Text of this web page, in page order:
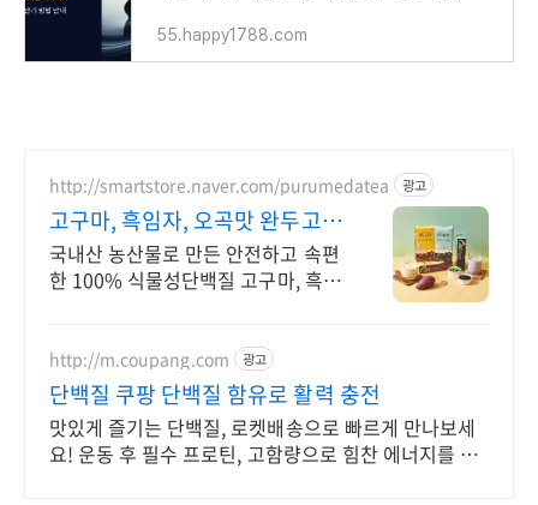
55.happy1788.com
http://smartstore.naver.com/purumedatea 광고
고구마, 흑임자, 오곡맛 완두고구
마! 완두흑임자!
국내산 농산물로 만든 안전하고 속편
한 100% 식물성단백질 고구마, 흑임
안합니다.
http://m.coupang.com 광고
단백질 쿠팡 단백질 함유로 활력 충전
맛있게 즐기는 단백질, 로켓배송으로 빠르게 만나보세
요! 운동 후 필수 프로틴, 고함량으로 힘찬 에너지를 채